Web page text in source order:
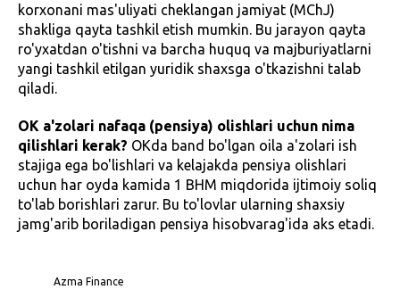
korxonani mas'uliyati cheklangan jamiyat (MChJ)
shakliga qayta tashkil etish mumkin. Bu jarayon qayta
ro'yxatdan o'tishni va barcha huquq va majburiyatlarni
yangi tashkil etilgan yuridik shaxsga o'tkazishni talab
qiladi.
OK a'zolari nafaqa (pensiya) olishlari uchun nima
qilishlari kerak? OKda band bo'lgan oila a'zolari ish
stajiga ega bo'lishlari va kelajakda pensiya olishlari
uchun har oyda kamida 1 BHM miqdorida ijtimoiy soliq
to'lab borishlari zarur. Bu to'lovlar ularning shaxsiy
jamg'arib boriladigan pensiya hisobvarag'ida aks etadi.
Azma Finance